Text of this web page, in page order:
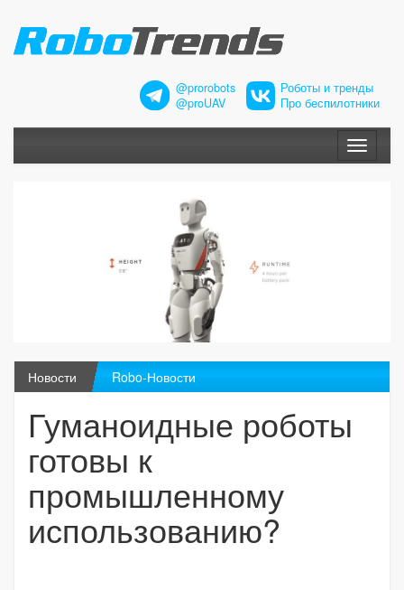
@prorobots
@proUAV
Роботы и тренды
Про беспилотники
Меню
Новости Robo-Новости
Гуманоидные роботы
готовы к
промышленному
использованию?